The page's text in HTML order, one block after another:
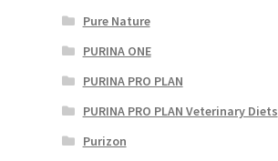
Pure Nature
PURINA ONE
PURINA PRO PLAN
PURINA PRO PLAN Veterinary Diets
Purizon